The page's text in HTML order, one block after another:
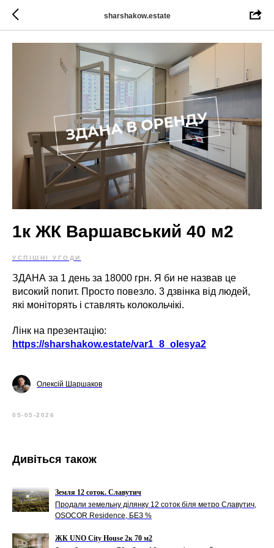
sharshakow.estate
1к ЖК Варшавський 40 м2
УСПІШНІ УГОДИ
ЗДАНА за 1 день за 18000 грн. Я би не назвав це
високий попит. Просто повезло. 3 дзвінка від людей,
які моніторять і ставлять колокольчікі.
Лінк на презентацію:
https://sharshakow.estate/var1_8_olesya2
Олексій Шаршаков
05-05-2026
Дивіться також
Земля 12 соток. Славутич
Продали земельну ділянку 12 соток біля метро Славутич,
OSOCOR Residence, БЕЗ %
ЖК UNO City House 2к 70 м2